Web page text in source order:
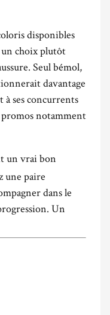
disponibles
un choix plutôt
Seul bémol,
davantage
à ses concurrents
promos notamment
un vrai bon
une paire
dans le
Un